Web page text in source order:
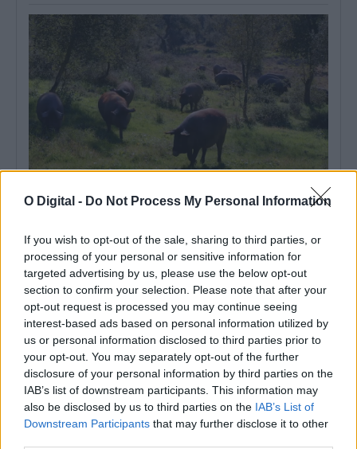
O Digital - Do Not Process My Personal Information
If you wish to opt-out of the sale, sharing to third parties, or
processing of your personal or sensitive information for
targeted advertising by us, please use the below opt-out
section to confirm your selection. Please note that after your
opt-out request is processed you may continue seeing
interest-based ads based on personal information utilized by
us or personal information disclosed to third parties prior to
your opt-out. You may separately opt-out of the further
disclosure of your personal information by third parties on the
IAB’s list of downstream participants. This information may
also be disclosed by us to third parties on the IAB’s List of
Downstream Participants that may further disclose it to other
Raças Autóctones
A Assembleia da República consagrou o dia 11 de novembro
como Dia Nacional das...
22 Julho, 2026 - 20:00